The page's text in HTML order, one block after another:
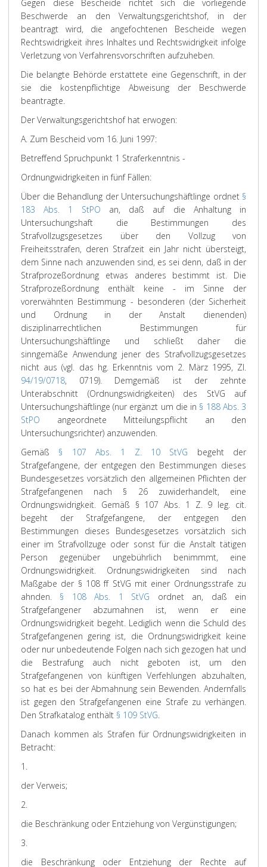
Gegen diese Bescheide richtet sich die vorliegende
Beschwerde an den Verwaltungsgerichtshof, in der
beantragt wird, die angefochtenen Bescheide wegen
Rechtswidrigkeit ihres Inhaltes und Rechtswidrigkeit infolge
Verletzung von Verfahrensvorschriften aufzuheben.
Die belangte Behörde erstattete eine Gegenschrift, in der
sie die kostenpflichtige Abweisung der Beschwerde
beantragte.
Der Verwaltungsgerichtshof hat erwogen:
A. Zum Bescheid vom 16. Juni 1997:
Betreffend Spruchpunkt 1 Straferkenntnis -
Ordnungwidrigkeiten in fünf Fällen:
Über die Behandlung der Untersuchungshäftlinge ordnet §
183 Abs. 1 StPO an, daß auf die Anhaltung in
Untersuchungshaft die Bestimmungen des
Strafvollzugsgesetzes über den Vollzug von
Freiheitsstrafen, deren Strafzeit ein Jahr nicht übersteigt,
dem Sinne nach anzuwenden sind, es sei denn, daß in der
Strafprozeßordnung etwas anderes bestimmt ist. Die
Strafprozeßordnung enthält keine - im Sinne der
vorerwähnten Bestimmung - besonderen (der Sicherheit
und Ordnung in der Anstalt dienenden)
disziplinarrechtlichen Bestimmungen für
Untersuchungshäftlinge und schließt daher die
sinngemäße Anwendung jener des Strafvollzugsgesetzes
nicht aus (vgl. das hg. Erkenntnis vom 2. März 1995, Zl.
94/19/0718, 0719). Demgemäß ist der zehnte
Unterabschnitt (Ordnungswidrigkeiten) des StVG auf
Untersuchungshäftlinge (nur ergänzt um die in § 188 Abs. 3
StPO angeordnete Mitteilungspflicht an den
Untersuchungsrichter) anzuwenden.
Gemäß § 107 Abs. 1 Z. 10 StVG begeht der
Strafgefangene, der entgegen den Bestimmungen dieses
Bundesgesetzes vorsätzlich den allgemeinen Pflichten der
Strafgefangenen nach § 26 zuwiderhandelt, eine
Ordnungswidrigkeit. Gemäß § 107 Abs. 1 Z. 9 leg. cit.
begeht der Strafgefangene, der entgegen den
Bestimmungen dieses Bundesgesetzes vorsätzlich sich
einer im Strafvollzuge oder sonst für die Anstalt tätigen
Person gegenüber ungebührlich benimmmt, eine
Ordnungswidrigkeit. Ordnungswidrigkeiten sind nach
Maßgabe der § 108 ff StVG mit einer Ordnungsstrafe zu
ahnden. § 108 Abs. 1 StVG ordnet an, daß ein
Strafgefangener abzumahnen ist, wenn er eine
Ordnungswidrigkeit begeht. Lediglich wenn die Schuld des
Strafgefangenen gering ist, die Ordnungswidrigkeit keine
oder nur unbedeutende Folgen nach sich gezogen hat und
die Bestrafung auch nicht geboten ist, um den
Strafgefangenen von künftigen Verfehlungen abzuhalten,
so hat es bei der Abmahnung sein Bewenden. Andernfalls
ist gegen den Strafgefangenen eine Strafe zu verhängen.
Den Strafkatalog enthält § 109 StVG.
Danach kommen als Strafen für Ordnungswidrigkeiten in
Betracht:
1.
der Verweis;
2.
die Beschränkung oder Entziehung von Vergünstigungen;
3.
die Beschränkung oder Entziehung der Rechte auf